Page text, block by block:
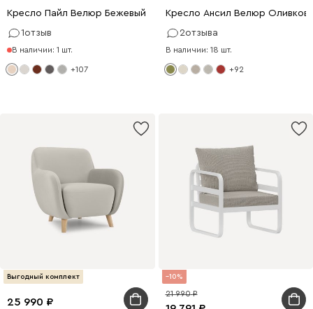
Кресло Пайл Велюр Бежевый
1отзыв
В наличии: 1 шт.
+107
Кресло Ансил Велюр
2отзыва
В наличии: 18 шт.
+92
Выгодный комплект
25 990
10
21 990